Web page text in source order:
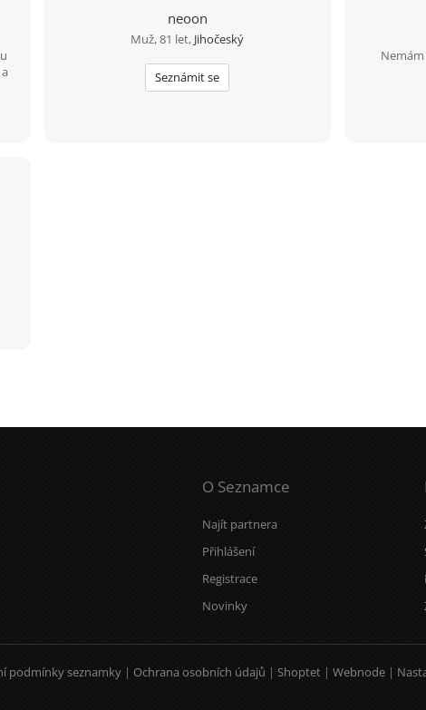
neoon
Muž, 81 let, Jihočeský
Seznámit se
O Seznamce
Najít partnera
Přihlášení
Registrace
Novinky
podmínky seznamky | Ochrana osobních údajů | Shoptet | Webnode |